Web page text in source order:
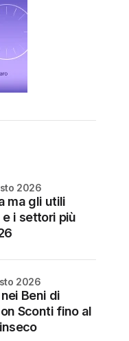
ma gli utili
i settori più
2026
Beni di
Sconti fino al
2026